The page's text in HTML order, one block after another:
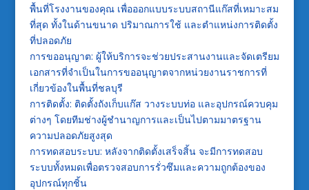
พื้นที่โรงงานของคุณ เพื่อออกแบบระบบสถานีแก๊สที่เหมาะสม
ที่สุด ทั้งในด้านขนาด ปริมาณการใช้ และตำแหน่งการติดตั้ง
ที่ปลอดภัย
การขออนุญาต: ผู้ให้บริการจะช่วยประสานงานและจัดเตรียม
เอกสารที่จำเป็นในการขออนุญาตจากหน่วยงานราชการที่
เกี่ยวข้องในพื้นที่ชลบุรี
การติดตั้ง: ติดตั้งถังเก็บแก๊ส วางระบบท่อ และอุปกรณ์ควบคุม
ต่างๆ โดยทีมช่างผู้ชำนาญการและเป็นไปตามมาตรฐาน
ความปลอดภัยสูงสุด
การทดสอบระบบ: หลังจากติดตั้งเสร็จสิ้น จะมีการทดสอบ
ระบบทั้งหมดเพื่อตรวจสอบการรั่วซึมและความถูกต้องของ
อุปกรณ์ทุกชิ้น